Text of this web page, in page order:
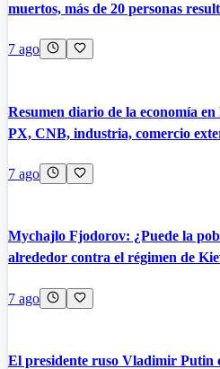
muertos, más de 20 personas
7 ago
Resumen diario de la economía
PX, CNB, industria, comercio
7 ago
Mychajlo Fjodorov: ¿Puede la
alrededor contra el régimen de
7 ago
El presidente ruso Vladimir Putin